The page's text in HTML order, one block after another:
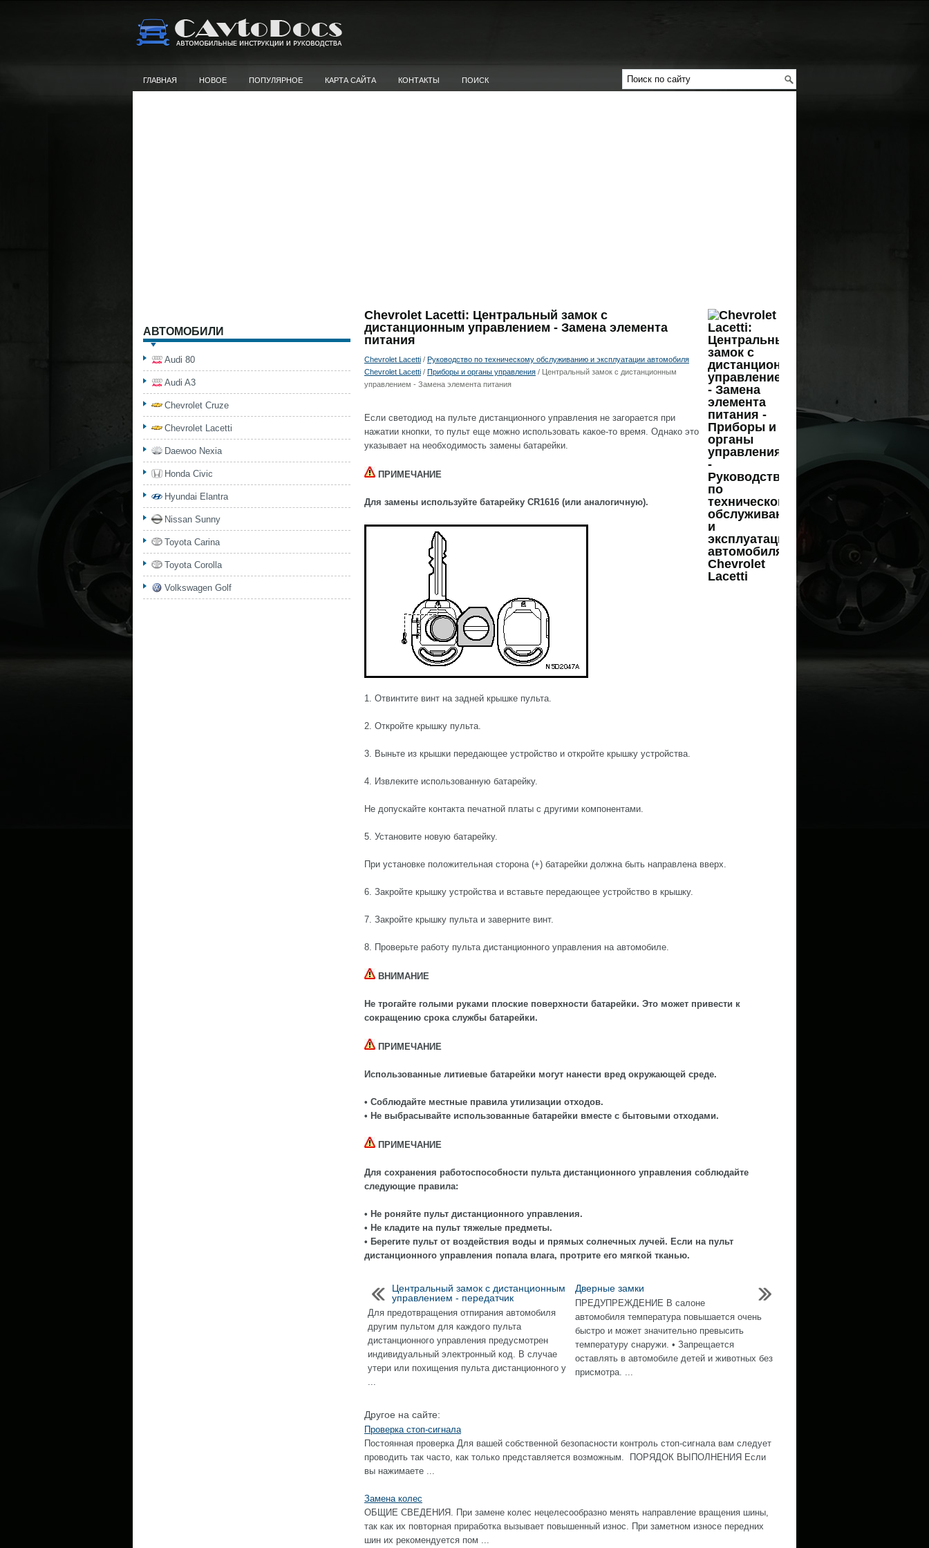
ГЛАВНАЯ НОВОЕ ПОПУЛЯРНОЕ КАРТА САЙТА КОНТАКТЫ ПОИСК
Chevrolet Lacetti: Центральный замок с
дистанционным управлением - Замена элемента
питания
Chevrolet Lacetti / Руководство по техническому обслуживанию и эксплуатации автомобиля
Chevrolet Lacetti / Приборы и органы управления / Центральный замок с дистанционным
управлением - Замена элемента питания
Если светодиод на пульте дистанционного управления не загорается при
нажатии кнопки, то пульт еще можно использовать какое-то время. Однако это
указывает на необходимость замены батарейки.
ПРИМЕЧАНИЕ
Для замены используйте батарейку CR1616 (или аналогичную).
1. Отвинтите винт на задней крышке пульта.
2. Откройте крышку пульта.
3. Выньте из крышки передающее устройство и откройте крышку устройства.
4. Извлеките использованную батарейку.
Не допускайте контакта печатной платы с другими компонентами.
5. Установите новую батарейку.
При установке положительная сторона (+) батарейки должна быть направлена вверх.
6. Закройте крышку устройства и вставьте передающее устройство в крышку.
7. Закройте крышку пульта и заверните винт.
8. Проверьте работу пульта дистанционного управления на автомобиле.
ВНИМАНИЕ
Не трогайте голыми руками плоские поверхности батарейки. Это может привести к
сокращению срока службы батарейки.
ПРИМЕЧАНИЕ
Использованные литиевые батарейки могут нанести вред окружающей среде.
• Соблюдайте местные правила утилизации отходов.
• Не выбрасывайте использованные батарейки вместе с бытовыми отходами.
ПРИМЕЧАНИЕ
Для сохранения работоспособности пульта дистанционного управления соблюдайте
следующие правила:
• Не роняйте пульт дистанционного управления.
• Не кладите на пульт тяжелые предметы.
• Берегите пульт от воздействия воды и прямых солнечных лучей. Если на пульт
дистанционного управления попала влага, протрите его мягкой тканью.
Центральный замок с дистанционным
управлением - передатчик
Для предотвращения отпирания автомобиля
другим пультом для каждого пульта
дистанционного управления предусмотрен
индивидуальный электронный код. В случае
утери или похищения пульта дистанционного у
...
Дверные замки
ПРЕДУПРЕЖДЕНИЕ В салоне
автомобиля температура повышается очень
быстро и может значительно превысить
температуру снаружи. • Запрещается
оставлять в автомобиле детей и животных без
присмотра. ...
Другое на сайте:
Проверка стоп-сигнала
Постоянная проверка Для вашей собственной безопасности контроль стоп-сигнала вам следует
проводить так часто, как только представляется возможным. ПОРЯДОК ВЫПОЛНЕНИЯ Если
вы нажимаете ...
Замена колес
ОБЩИЕ СВЕДЕНИЯ. При замене колес нецелесообразно менять направление вращения шины,
так как их повторная приработка вызывает повышенный износ. При заметном износе передних
шин их рекомендуется пом ...
АВТОМОБИЛИ
Audi 80
Audi A3
Chevrolet Cruze
Chevrolet Lacetti
Daewoo Nexia
Honda Civic
Hyundai Elantra
Nissan Sunny
Toyota Carina
Toyota Corolla
Volkswagen Golf